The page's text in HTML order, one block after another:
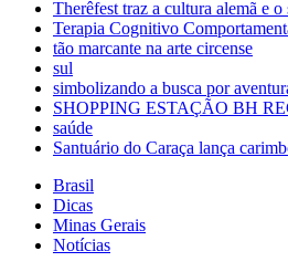
Therêfest traz a cultura alemã e
Terapia Cognitivo
tão marcante na arte circense
sul
simbolizando a busca por
SHOPPING ESTAÇÃO BH
saúde
Santuário do Caraça lança
Brasil
Dicas
Minas Gerais
Notícias